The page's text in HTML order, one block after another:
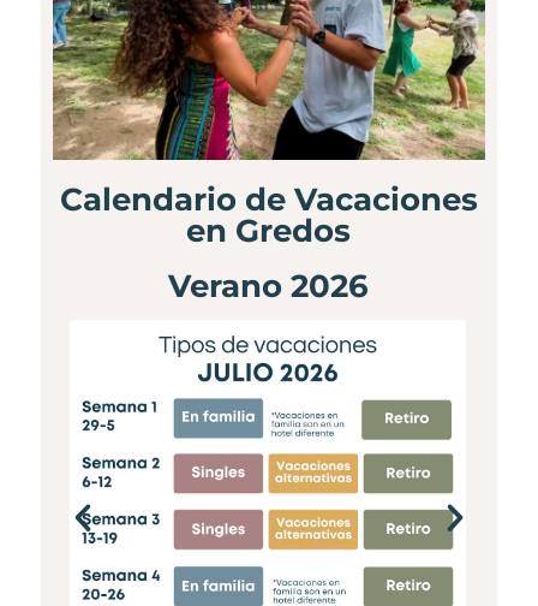
Calendario de Vacaciones
en Gredos
Verano 2026